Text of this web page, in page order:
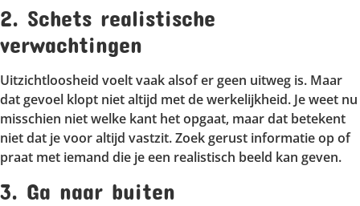
2. Schets realistische
verwachtingen
Uitzichtloosheid voelt vaak alsof er geen uitweg is. Maar
dat gevoel klopt niet altijd met de werkelijkheid. Je weet nu
misschien niet welke kant het opgaat, maar dat betekent
niet dat je voor altijd vastzit. Zoek gerust informatie op of
praat met iemand die je een realistisch beeld kan geven.
3. Ga naar buiten